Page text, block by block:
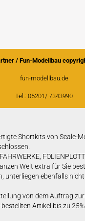
/ Fun-Modellbau
fun-modellbau.de
Tel.: 05201/ 7343990
Shortkits von Scale-
Welt extra für Sie
unterliegen ebenfalls
von dem Auftrag
Artikel bis zu